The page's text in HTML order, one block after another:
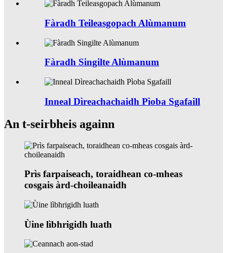
Fàradh Teileasgopach Alùmanum
Fàradh Singilte Alùmanum
Inneal Dìreachachaidh Pìoba Sgafaill
An t-seirbheis againn
Prìs farpaiseach, toraidhean co-mheas
cosgais àrd-choileanaidh
Ùine lìbhrigidh luath